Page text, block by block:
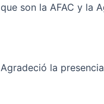
que son la AFAC y la
Agradeció la